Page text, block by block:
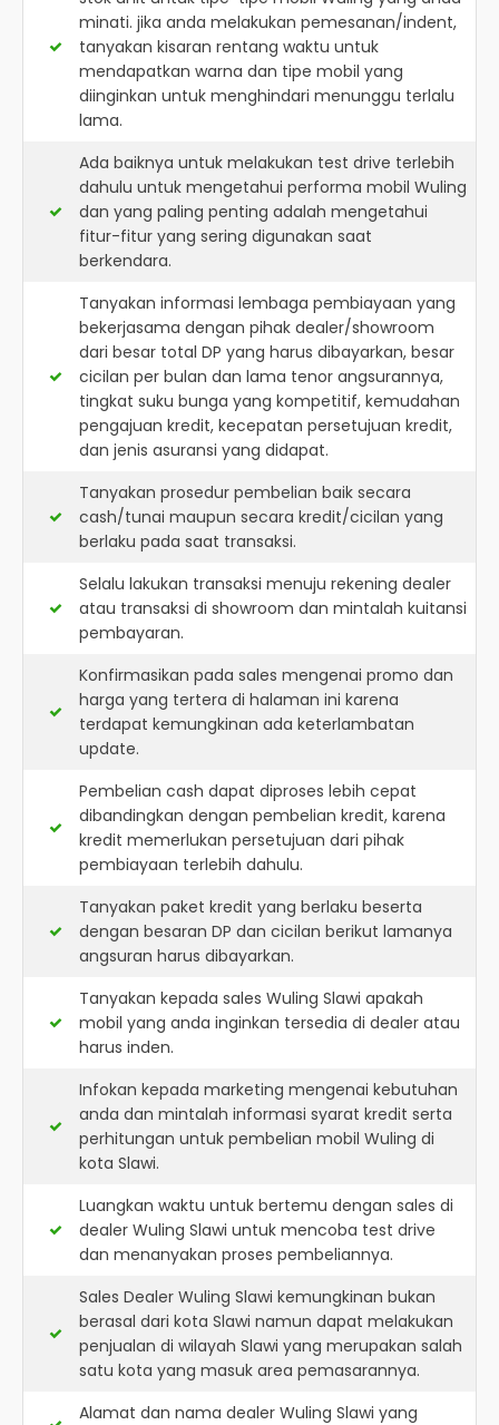
minati. jika anda melakukan pemesanan/indent,
tanyakan kisaran rentang waktu untuk
mendapatkan warna dan tipe mobil yang
diinginkan untuk menghindari menunggu terlalu
lama.
Ada baiknya untuk melakukan test drive terlebih
dahulu untuk mengetahui performa mobil Wuling
dan yang paling penting adalah mengetahui
fitur-fitur yang sering digunakan saat
berkendara.
Tanyakan informasi lembaga pembiayaan yang
bekerjasama dengan pihak dealer/showroom
dari besar total DP yang harus dibayarkan, besar
cicilan per bulan dan lama tenor angsurannya,
tingkat suku bunga yang kompetitif, kemudahan
pengajuan kredit, kecepatan persetujuan kredit,
dan jenis asuransi yang didapat.
Tanyakan prosedur pembelian baik secara
cash/tunai maupun secara kredit/cicilan yang
berlaku pada saat transaksi.
Selalu lakukan transaksi menuju rekening dealer
atau transaksi di showroom dan mintalah kuitansi
pembayaran.
Konfirmasikan pada sales mengenai promo dan
harga yang tertera di halaman ini karena
terdapat kemungkinan ada keterlambatan
update.
Pembelian cash dapat diproses lebih cepat
dibandingkan dengan pembelian kredit, karena
kredit memerlukan persetujuan dari pihak
pembiayaan terlebih dahulu.
Tanyakan paket kredit yang berlaku beserta
dengan besaran DP dan cicilan berikut lamanya
angsuran harus dibayarkan.
Tanyakan kepada sales Wuling Slawi apakah
mobil yang anda inginkan tersedia di dealer atau
harus inden.
Infokan kepada marketing mengenai kebutuhan
anda dan mintalah informasi syarat kredit serta
perhitungan untuk pembelian mobil Wuling di
kota Slawi.
Luangkan waktu untuk bertemu dengan sales di
dealer Wuling Slawi untuk mencoba test drive
dan menanyakan proses pembeliannya.
Sales Dealer Wuling Slawi kemungkinan bukan
berasal dari kota Slawi namun dapat melakukan
penjualan di wilayah Slawi yang merupakan salah
satu kota yang masuk area pemasarannya.
Alamat dan nama dealer Wuling Slawi yang